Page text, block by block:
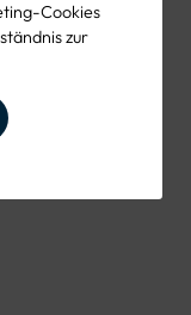
Cookies
zur